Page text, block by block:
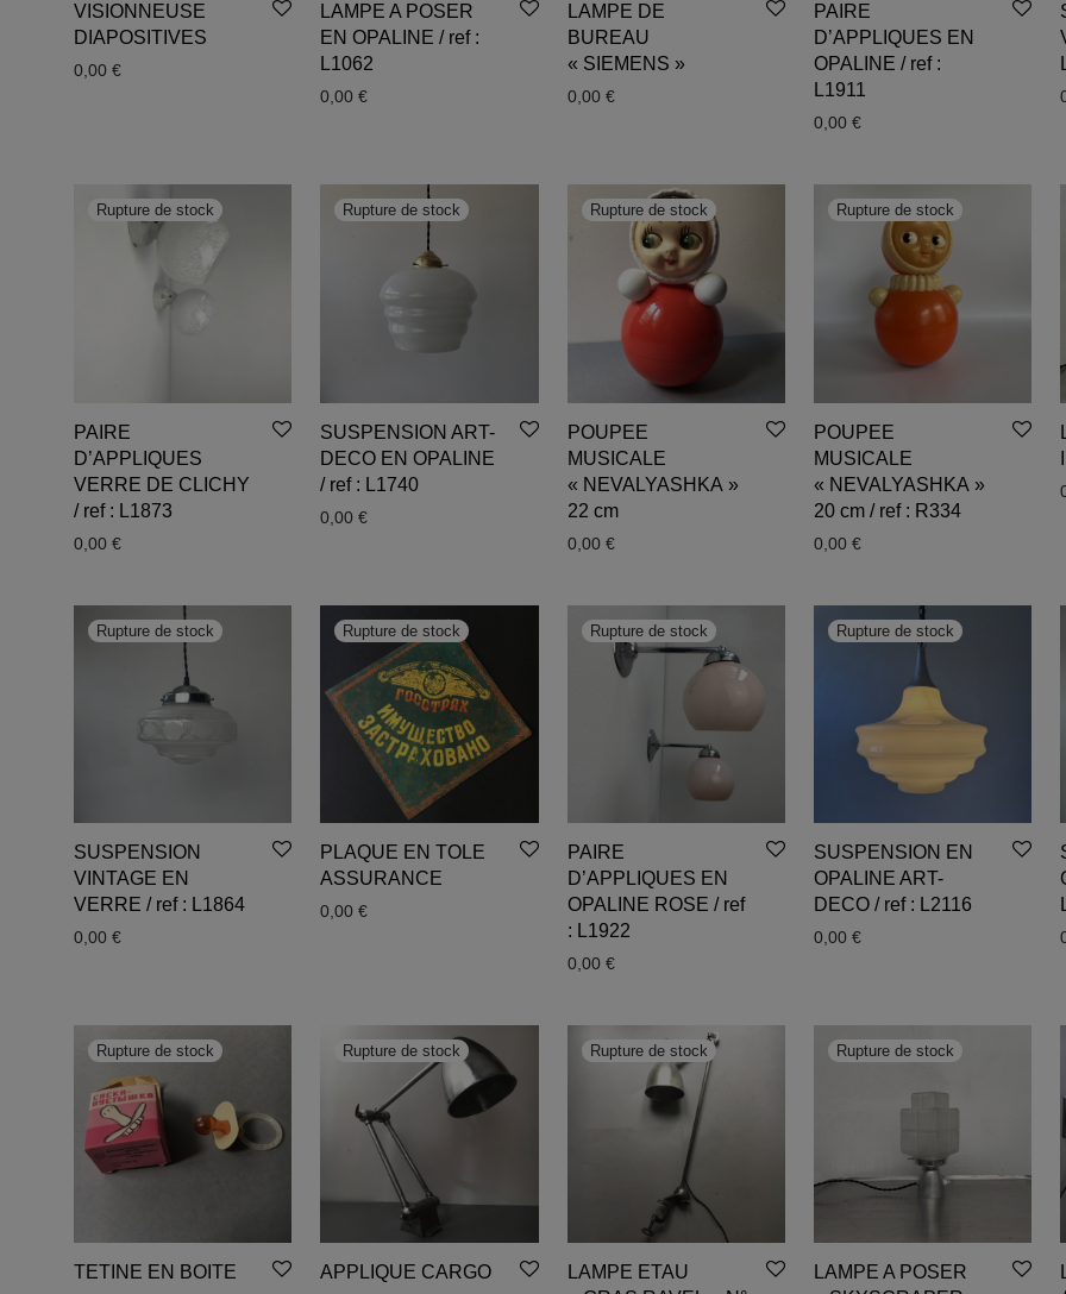
VISIONNEUSE
DIAPOSITIVES
0,00 €
LAMPE A POSER
EN OPALINE / ref :
L1062
0,00€
LAMPE DE
BUREAU
« SIEMENS »
0,00 €
PAIRE
D’APPLIQUES EN
OPALINE / ref :
L1911
0,00 €
PAIRE
D’APPLIQUES
VERRE DE CLICHY
/ ref : L1873
0,00 €
SUSPENSION ART-
DECO EN OPALINE
/ ref : L1740
0,00€
POUPEE
MUSICALE
« NEVALYASHKA »
22 cm
0,00 €
POUPEE
MUSICALE
« NEVALYASHKA »
20 cm / ref : R334
0,00 €
SUSPENSION
VINTAGE EN
VERRE / ref : L1864
0,00 €
PLAQUE EN TOLE
ASSURANCE
0,00€
PAIRE
D’APPLIQUES EN
OPALINE ROSE / ref
: L1922
0,00 €
SUSPENSION EN
OPALINE ART-
DECO / ref : L2116
0,00 €
TETINE EN BOITE APPLIQUE CARGO
LAMPE ETAU
LAMPE A POSER